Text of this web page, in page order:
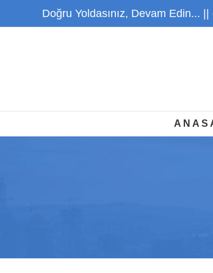
to
Doğru Yoldasınız, Devam Edin... ||